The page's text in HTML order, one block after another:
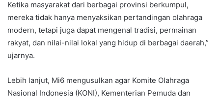
Ketika masyarakat dari berbagai provinsi berkumpul,
mereka tidak hanya menyaksikan pertandingan olahraga
modern, tetapi juga dapat mengenal tradisi, permainan
rakyat, dan nilai-nilai lokal yang hidup di berbagai daerah,”
ujarnya.
Lebih lanjut, Mi6 mengusulkan agar Komite Olahraga
Nasional Indonesia (KONI), Kementerian Pemuda dan